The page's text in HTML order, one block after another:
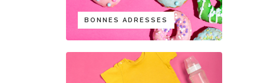
BONNES ADRESSES